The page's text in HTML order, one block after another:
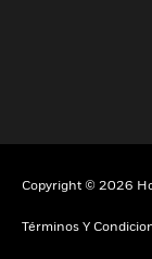
Copyright © 2026
Términos Y